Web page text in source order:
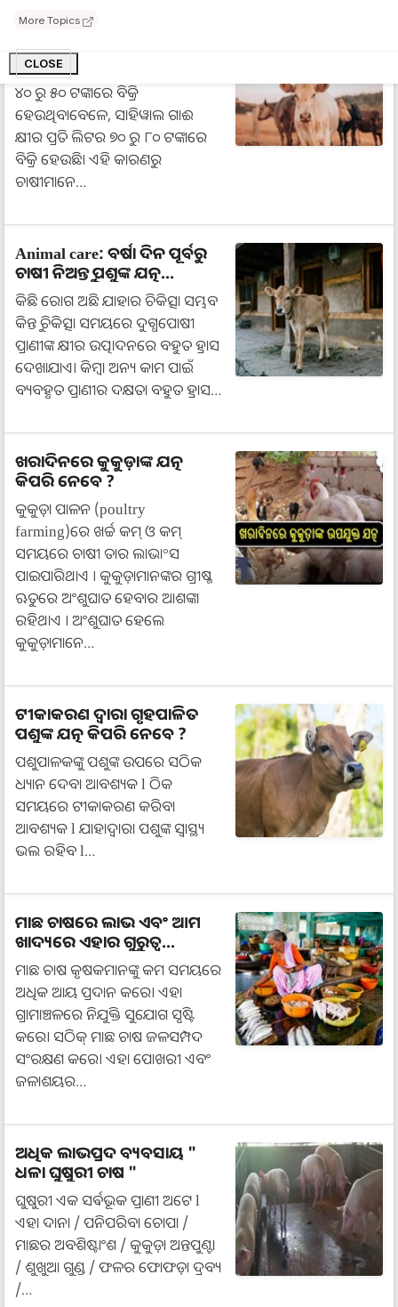
More Topics
CLOSE
ଏହି ପ୍ରଜାତି ଗାଈ ଦୈନିକ ଦେବ
ସାଧାରଣତଃ, ଗାଈ କ୍ଷୀର ପ୍ରତି ଲିଟର
୪୦ ରୁ ୫୦ ଟଙ୍କାରେ ବିକ୍ରି
ହେଉଥିବାବେଳେ, ସାହିୱାଲ ଗାଈ
କ୍ଷୀର ପ୍ରତି ଲିଟର ୭୦ ରୁ ୮୦ ଟଙ୍କାରେ
ବିକ୍ରି ହେଉଛି। ଏହି କାରଣରୁ
ଚାଷୀମାନେ…
Animal care: ବର୍ଷା ଦିନ ପୂର୍ବରୁ
ଚାଷୀ ନିଅନ୍ତୁ ପଶୁଙ୍କ ଯତ୍ନ...
କିଛି ରୋଗ ଅଛି ଯାହାର ଚିକିତ୍ସା ସମ୍ଭବ
କିନ୍ତୁ ଚିକିତ୍ସା ସମୟରେ ଦୁଗ୍ଧପୋଷୀ
ପ୍ରାଣୀଙ୍କ କ୍ଷୀର ଉତ୍ପାଦନରେ ବହୁତ ହ୍ରାସ
ଦେଖାଯାଏ। କିମ୍ବା ଅନ୍ୟ କାମ ପାଇଁ
ବ୍ୟବହୃତ ପ୍ରାଣୀର ଦକ୍ଷତା ବହୁତ ହ୍ରାସ…
ଖରାଦିନରେ କୁକୁଡ଼ାଙ୍କ ଯତ୍ନ
କିପରି ନେବେ ?
କୁକୁଡ଼ା ପାଳନ (poultry
farming)ରେ ଖର୍ଚ୍ଚ କମ୍ ଓ କମ୍
ସମୟରେ ଚାଷୀ ତାର ଲାଭା°ସ
ପାଇପାରିଥାଏ । କୁକୁଡ଼ାମାନଙ୍କର ଗ୍ରୀଷ୍ମ
ଋତୁରେ ଅଂଶୁଘାତ ହେବାର ଆଶଙ୍କା
ରହିଥାଏ । ଅଂଶୁଘାତ ହେଲେ
କୁକୁଡ଼ାମାନେ…
ଟୀକାକରଣ ଦ୍ୱାରା ଗୃହପାଳିତ
ପଶୁଙ୍କ ଯତ୍ନ କିପରି ନେବେ ?
ପଶୁପାଳକଙ୍କୁ ପଶୁଙ୍କ ଉପରେ ସଠିକ
ଧ୍ୟାନ ଦେବା ଆବଶ୍ୟକ l ଠିକ
ସମୟରେ ଟୀକାକରଣ କରିବା
ଆବଶ୍ୟକ l ଯାହାଦ୍ୱାରା ପଶୁଙ୍କ ସ୍ୱାସ୍ଥ୍ୟ
ଭଲ ରହିବ l…
ମାଛ ଚାଷରେ ଲାଭ ଏବଂ ଆମ
ଖାଦ୍ୟରେ ଏହାର ଗୁରୁତ୍ୱ...
ମାଛ ଚାଷ କୃଷକମାନଙ୍କୁ କମ ସମୟରେ
ଅଧିକ ଆୟ ପ୍ରଦାନ କରେ। ଏହା
ଗ୍ରାମାଞ୍ଚଳରେ ନିଯୁକ୍ତି ସୁଯୋଗ ସୃଷ୍ଟି
କରେ। ସଠିକ୍ ମାଛ ଚାଷ ଜଳସମ୍ପଦ
ସଂରକ୍ଷଣ କରେ। ଏହା ପୋଖରୀ ଏବଂ
ଜଳାଶୟର…
ଅଧିକ ଲାଭପ୍ରଦ ବ୍ୟବସାୟ "
ଧଳା ଘୁଷୁରୀ ଚାଷ "
ଘୁଷୁରୀ ଏକ ସର୍ଵଭୂକ ପ୍ରାଣୀ ଅଟେ l
ଏହା ଦାନା / ପନିପରିବା ଚୋପା /
ମାଛର ଅବଶିଷ୍ଟାଂଶ / କୁକୁଡ଼ା ଅନ୍ତପୁଣ୍ଟା
/ ଶୁଖୁଆ ଗୁଣ୍ଡ / ଫଳର ଫୋଫଡ଼ା ଦ୍ରବ୍ୟ
/…